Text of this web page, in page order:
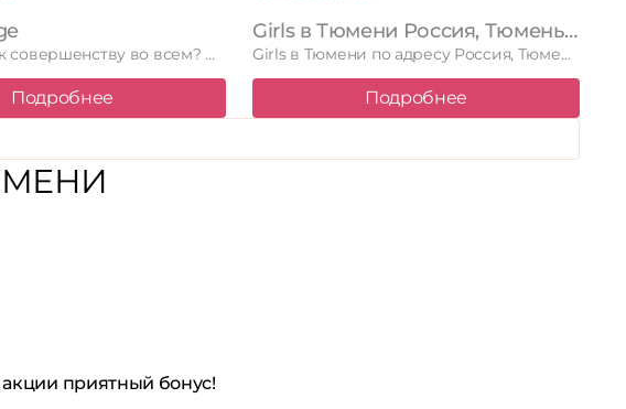
Стремитесь к совершенству во всем? Центр красоты и здоровья Elena …
Подробнее
Girls в Тюмени Россия, Тюмень, улица Котельщиков, 2, 1 этаж
Girls в Тюмени по адресу Россия, Тюмень, улица Котельщиков, 2, …
Подробнее
приятный бонус!